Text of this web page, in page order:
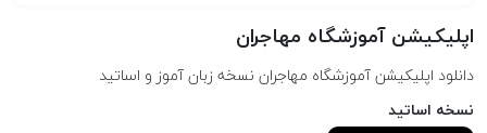
اپلیکیشن آموزشگاه مهاجران
دانلود اپلیکیشن آموزشگاه مهاجران نسخه زبان آموز و اساتید
نسخه اساتید